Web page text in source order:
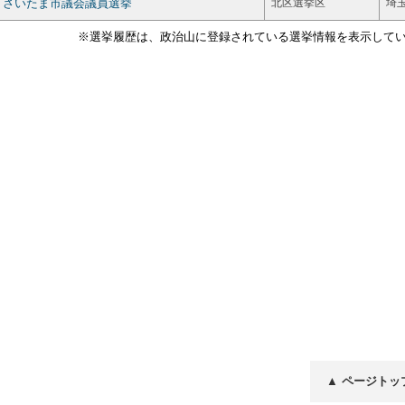
さいたま市議会議員選挙 北区選挙区 埼
※選挙履歴は、政治山に登録されている選挙情報を表示してい
▲ ページトッ